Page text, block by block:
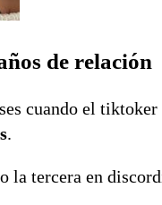
de relación
cuando el tiktoker
.
la tercera en